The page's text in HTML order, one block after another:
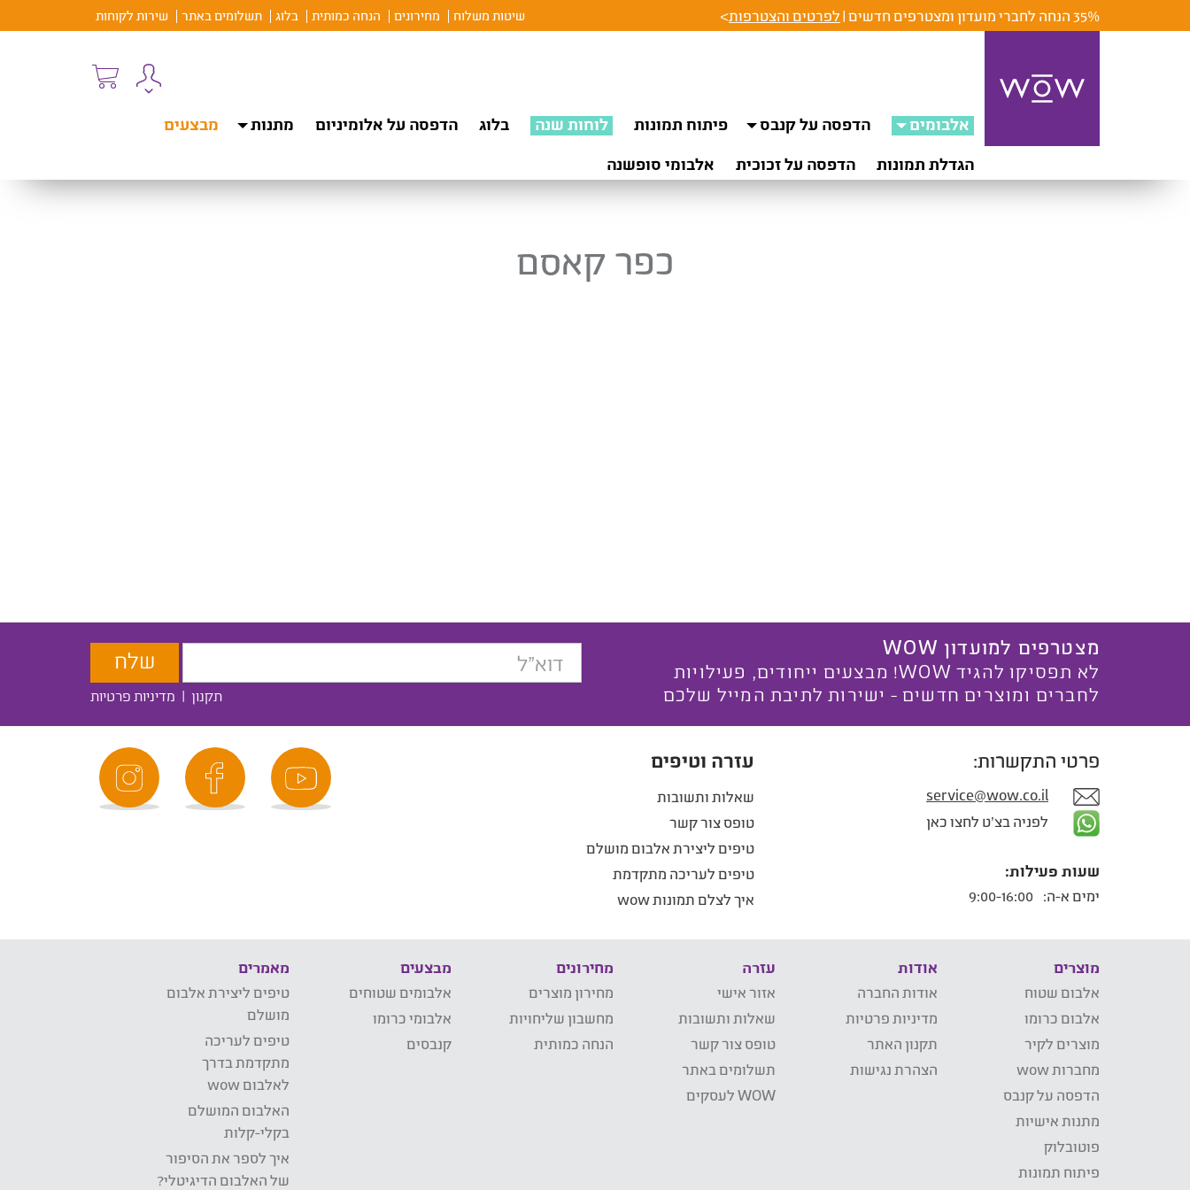
35% הנחה לחברי מועדון ומצטרפים חדשים | לפרטים והצטרפות> שיטות משלוח מחירונים הנחה כמותית בלוג תשלומים באתר שירות לקוחות
אלבומים הדפסה על קנבס פיתוח תמונות לוחות שנה בלוג הדפסה על אלומיניום מתנות
מבצעים
הגדלת תמונות
הדפסה על זכוכית אלבומי סופשנה
כפר קאסם
מצטרפים למועדון WOW
לא תפסיקו להגיד WOW! מבצעים ייחודים, פעילויות
לחברים ומוצרים חדשים - ישירות לתיבת המייל שלכם
תקנון | מדיניות פרטיות
פרטי התקשרות:
service@wow.co.il
לפניה בצ'ט לחצו כאן
שעות פעילות:
ימים א-ה:
עזרה וטיפים
שאלות ותשובות
טופס צור קשר
טיפים ליצירת אלבום מושלם
טיפים לעריכה מתקדמת
איך לצלם תמונות wow
מוצרים
אלבום שטוח
אלבום כרומו
מוצרים לקיר
מחברות wow
הדפסה על קנבס
מתנות אישיות
פוטובלוק
פיתוח תמונות
אודות
אודות החברה
מדיניות פרטיות
תקנון האתר
הצהרת נגישות
עזרה
אזור אישי
שאלות ותשובות
טופס צור קשר
תשלומים באתר
WOW לעסקים
מחירונים
מחירון מוצרים
מחשבון שליחויות
הנחה כמותית
מבצעים
אלבומים שטוחים
אלבומי כרומו
קנבסים
מאמרים
טיפים ליצירת אלבום
מושלם
טיפים לעריכה
מתקדמת בדרך
לאלבום wow
האלבום המושלם
בקלי-קלות
איך לספר את הסיפור
של האלבום הדיגיטלי?